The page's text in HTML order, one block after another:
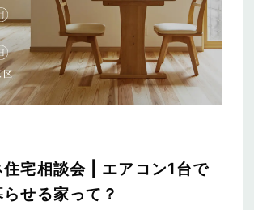
住宅相談会 | エアコン1台で
せる家って？